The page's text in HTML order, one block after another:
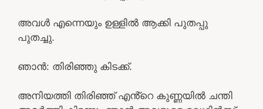
അവൾ എന്നെയും ഉള്ളിൽ ആക്കി പുതപ്പു
പുതച്ചു.
ഞാൻ: തിരിഞ്ഞു കിടക്ക്.
അനിയത്തി തിരിഞ്ഞ് എൻ്റെ കുണ്ണയിൽ ചന്തി